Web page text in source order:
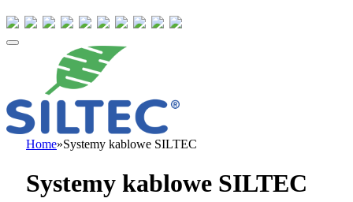
Home»Systemy kablowe SILTEC
Systemy kablowe SILTEC